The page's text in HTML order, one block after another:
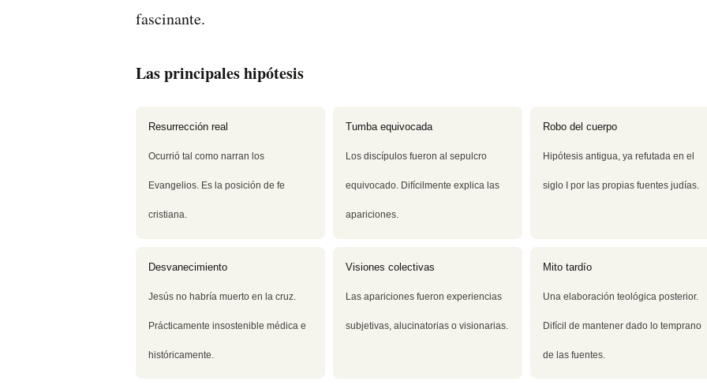
fascinante.
Las principales hipótesis
Resurrección real
Ocurrió tal como narran los
Evangelios. Es la posición de fe
cristiana.
Tumba equivocada
Los discípulos fueron al sepulcro
equivocado. Difícilmente explica las
apariciones.
Robo del cuerpo
Hipótesis antigua, ya refutada en el
siglo I por las propias fuentes judías.
Desvanecimiento
Jesús no habría muerto en la cruz.
Prácticamente insostenible médica e
históricamente.
Visiones colectivas
Las apariciones fueron experiencias
subjetivas, alucinatorias o visionarias.
Mito tardío
Una elaboración teológica posterior.
Difícil de mantener dado lo temprano
de las fuentes.